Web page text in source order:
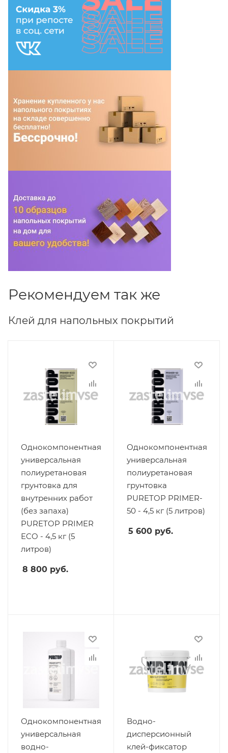
Рекомендуем так же
Клей для напольных покрытий
Однокомпонентная
универсальная
полиуретановая
грунтовка для
внутренних работ
(без запаха)
PURETOP PRIMER
ECO - 4,5 кг (5
литров)
8 800 руб.
Однокомпонентная
универсальная
полиуретановая
грунтовка
PURETOP PRIMER-
50 - 4,5 кг (5 литров)
5 600 руб.
Однокомпонентная
универсальная
водно-
Водно-
дисперсионный
клей-фиксатор